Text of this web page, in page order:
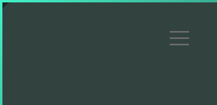
menüyü